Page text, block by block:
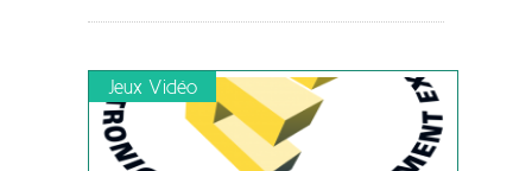
Jeux Vidéo